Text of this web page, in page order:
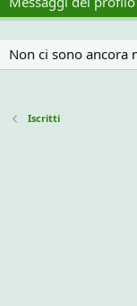
Non ci sono ancora
Iscritti